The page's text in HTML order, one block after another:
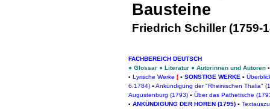
Bausteine
Friedrich Schiller (1759-
FACHBEREICH DEUTSCH
● Glossar ● Literatur ● Autorinnen und Autoren ▪
▪ Lyrische Werke [▪ SONSTIGE WERKE ▪
6.1784) ▪ Ankündigung der "Rheinischen Thalia"
Augustenburg (1793) ▪ Über das Pathetische
▪ ANKÜNDIGUNG DER HOREN (1795) ▪